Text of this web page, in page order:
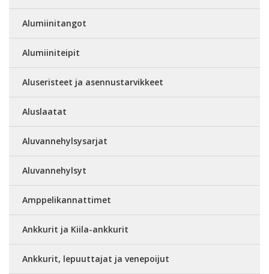
Alumiinitangot
Alumiiniteipit
Aluseristeet ja asennustarvikkeet
Aluslaatat
Aluvannehylsysarjat
Aluvannehylsyt
Amppelikannattimet
Ankkurit ja Kiila-ankkurit
Ankkurit, lepuuttajat ja venepoijut